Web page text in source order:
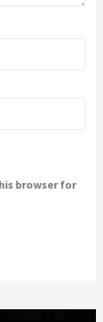
browser for